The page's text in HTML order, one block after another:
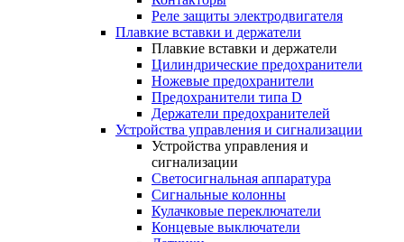
Реле защиты электродвигателя
Плавкие вставки и держатели
Плавкие вставки и держатели
Цилиндрические предохранители
Ножевые предохранители
Предохранители типа D
Держатели предохранителей
Устройства управления и сигнализации
Устройства управления и
сигнализации
Светосигнальная аппаратура
Сигнальные колонны
Кулачковые переключатели
Концевые выключатели